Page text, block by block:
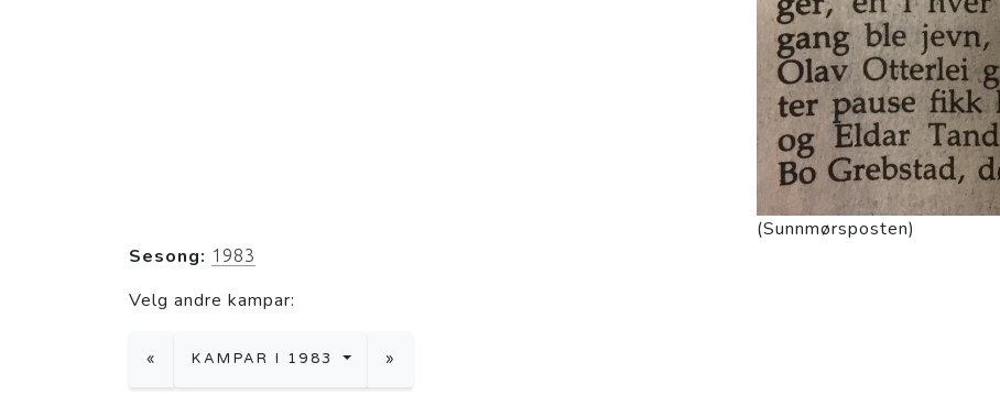
(Sunnmørsposten)
Sesong: 1983
Velg andre kampar:
« KAMPAR I 1983 »